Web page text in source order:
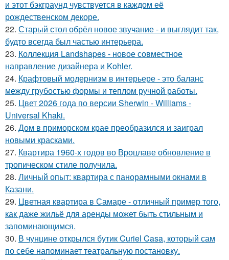
и этот бэкграунд чувствуется в каждом её
рождественском декоре.
22. Старый стол обрёл новое звучание - и выглядит так,
будто всегда был частью интерьера.
23. Коллекция Landshapes - новое совместное
направление дизайнера и Kohler.
24. Крафтовый модернизм в интерьере - это баланс
между грубостью формы и теплом ручной работы.
25. Цвет 2026 года по версии Sherwin - Williams -
Universal Khaki.
26. Дом в приморском крае преобразился и заиграл
новыми красками.
27. Квартира 1960-х годов во Вроцлаве обновление в
тропическом стиле получила.
28. Личный опыт: квартира с панорамными окнами в
Казани.
29. Цветная квартира в Самаре - отличный пример того,
как даже жильё для аренды может быть стильным и
запоминающимся.
30. В чунцине открылся бутик Curiel Casa, который сам
по себе напоминает театральную постановку.